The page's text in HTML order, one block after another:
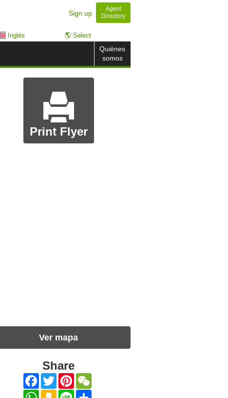
Sign up
Agent
Directory
Inglés 🌎 Select
Quiénes
somos
Print Flyer
Ver mapa
Share
Facebook
TwitterPinterest
WhatsApp
KakaoLine